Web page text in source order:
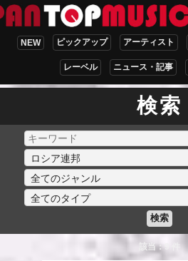
NEW ピックアップ アーティスト
レーベル ニュース・記事
検索
検索
該当：9 件